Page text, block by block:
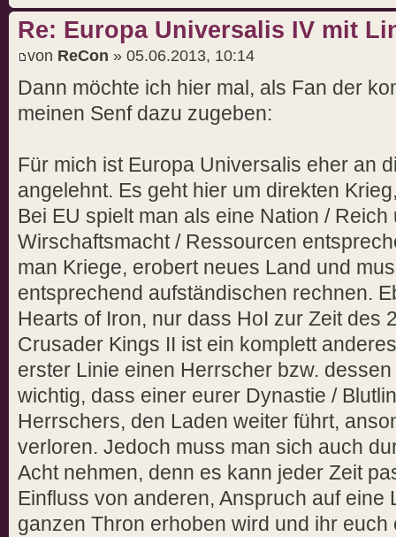
Re: Europa Universalis IV mit
von ReCon » 05.06.2013, 10:14
Dann möchte ich hier mal, als Fan der
meinen Senf dazu zugeben:
Für mich ist Europa Universalis eher an
angelehnt. Es geht hier um direkten
Bei EU spielt man als eine Nation /
Wirschaftsmacht / Ressourcen
man Kriege, erobert neues Land und
entsprechend aufständischen rechnen.
Hearts of Iron, nur dass HoI zur Zeit des
Crusader Kings II ist ein komplett
erster Linie einen Herrscher bzw.
wichtig, dass einer eurer Dynastie /
Herrschers, den Laden weiter führt,
verloren. Jedoch muss man sich auch
Acht nehmen, denn es kann jeder Zeit
Einfluss von anderen, Anspruch auf eine
ganzen Thron erhoben wird und ihr